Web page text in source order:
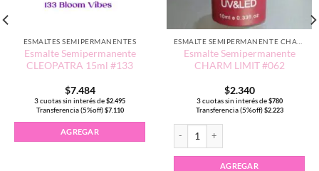
ESMALTES SEMIPERMANENTES
Esmalte Semipermanente
CLEOPATRA 15ml #133
$7.484
3 cuotas sin interés de $2.495
Transferencia (5%off) $7.110
AGREGAR
Esmalte Semipermanente
CHARM LIMIT #062
$2.340
3 cuotas sin interés de $780
Transferencia (5%off) $2.223
AGREGAR